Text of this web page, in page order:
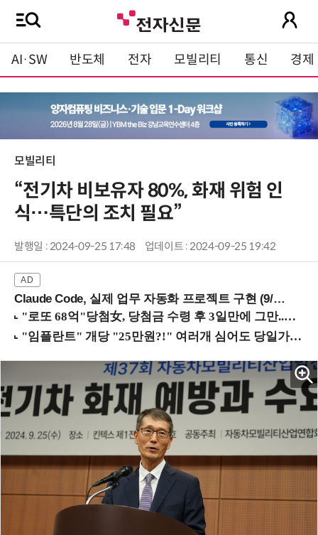
AI·SW 반도체 전자 모빌리티 통신 경제
모빌리티
“전기차 비보유자 80%, 화재 위험 인
식…특단의 조치 필요”
발행일 : 2024-09-25 17:48 업데이트 : 2024-09-25 19:42
Claude Code, 실제 업무 자동화 프로젝트 구현 (9/16 ~17 강남역)